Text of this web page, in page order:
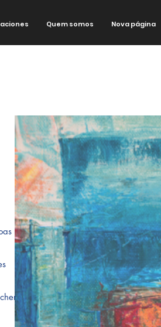
Quem somos Nova página